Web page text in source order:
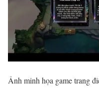
Ảnh minh họa game trang